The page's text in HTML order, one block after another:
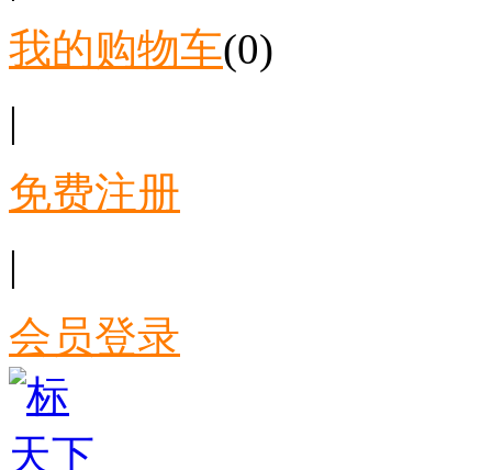
我的购物车(0)
|
免费注册
|
会员登录